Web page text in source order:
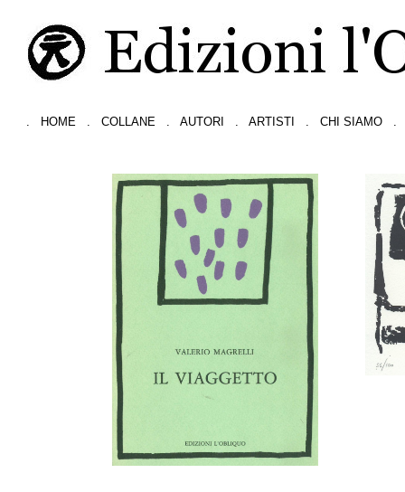
HOME COLLANE AUTORI ARTISTI CHI SIAMO